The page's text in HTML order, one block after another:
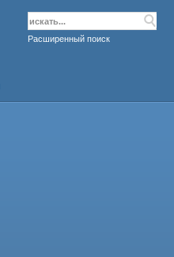
Расширенный поиск